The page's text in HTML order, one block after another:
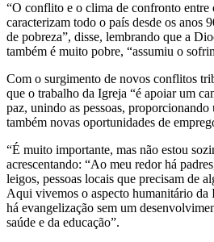
“O conflito e o clima de confronto entre
caracterizam todo o país desde os anos
de pobreza”, disse, lembrando que a
também é muito pobre, “assumiu o
Com o surgimento de novos conflitos
que o trabalho da Igreja “é apoiar um
paz, unindo as pessoas,
também novas oportunidades de
“É muito importante, mas não estou
acrescentando: “Ao meu redor há
leigos, pessoas locais que precisam de
Aqui vivemos o aspecto humanitário da
há evangelização sem um
saúde e da educação”.